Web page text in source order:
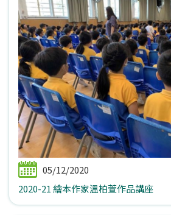
05/12/2020
2020-21 繪本作家溫柏萱作品講座